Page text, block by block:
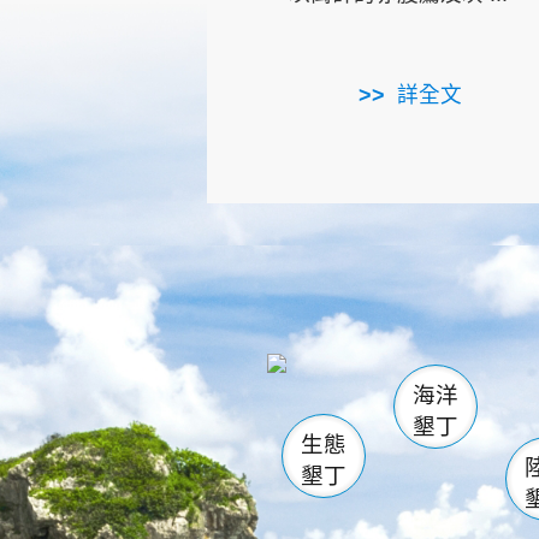
詳全文
龜山 海生館
恆春
龍鑾潭自
瓊麻館
關山
白砂
生態
墾丁
海洋
墾丁